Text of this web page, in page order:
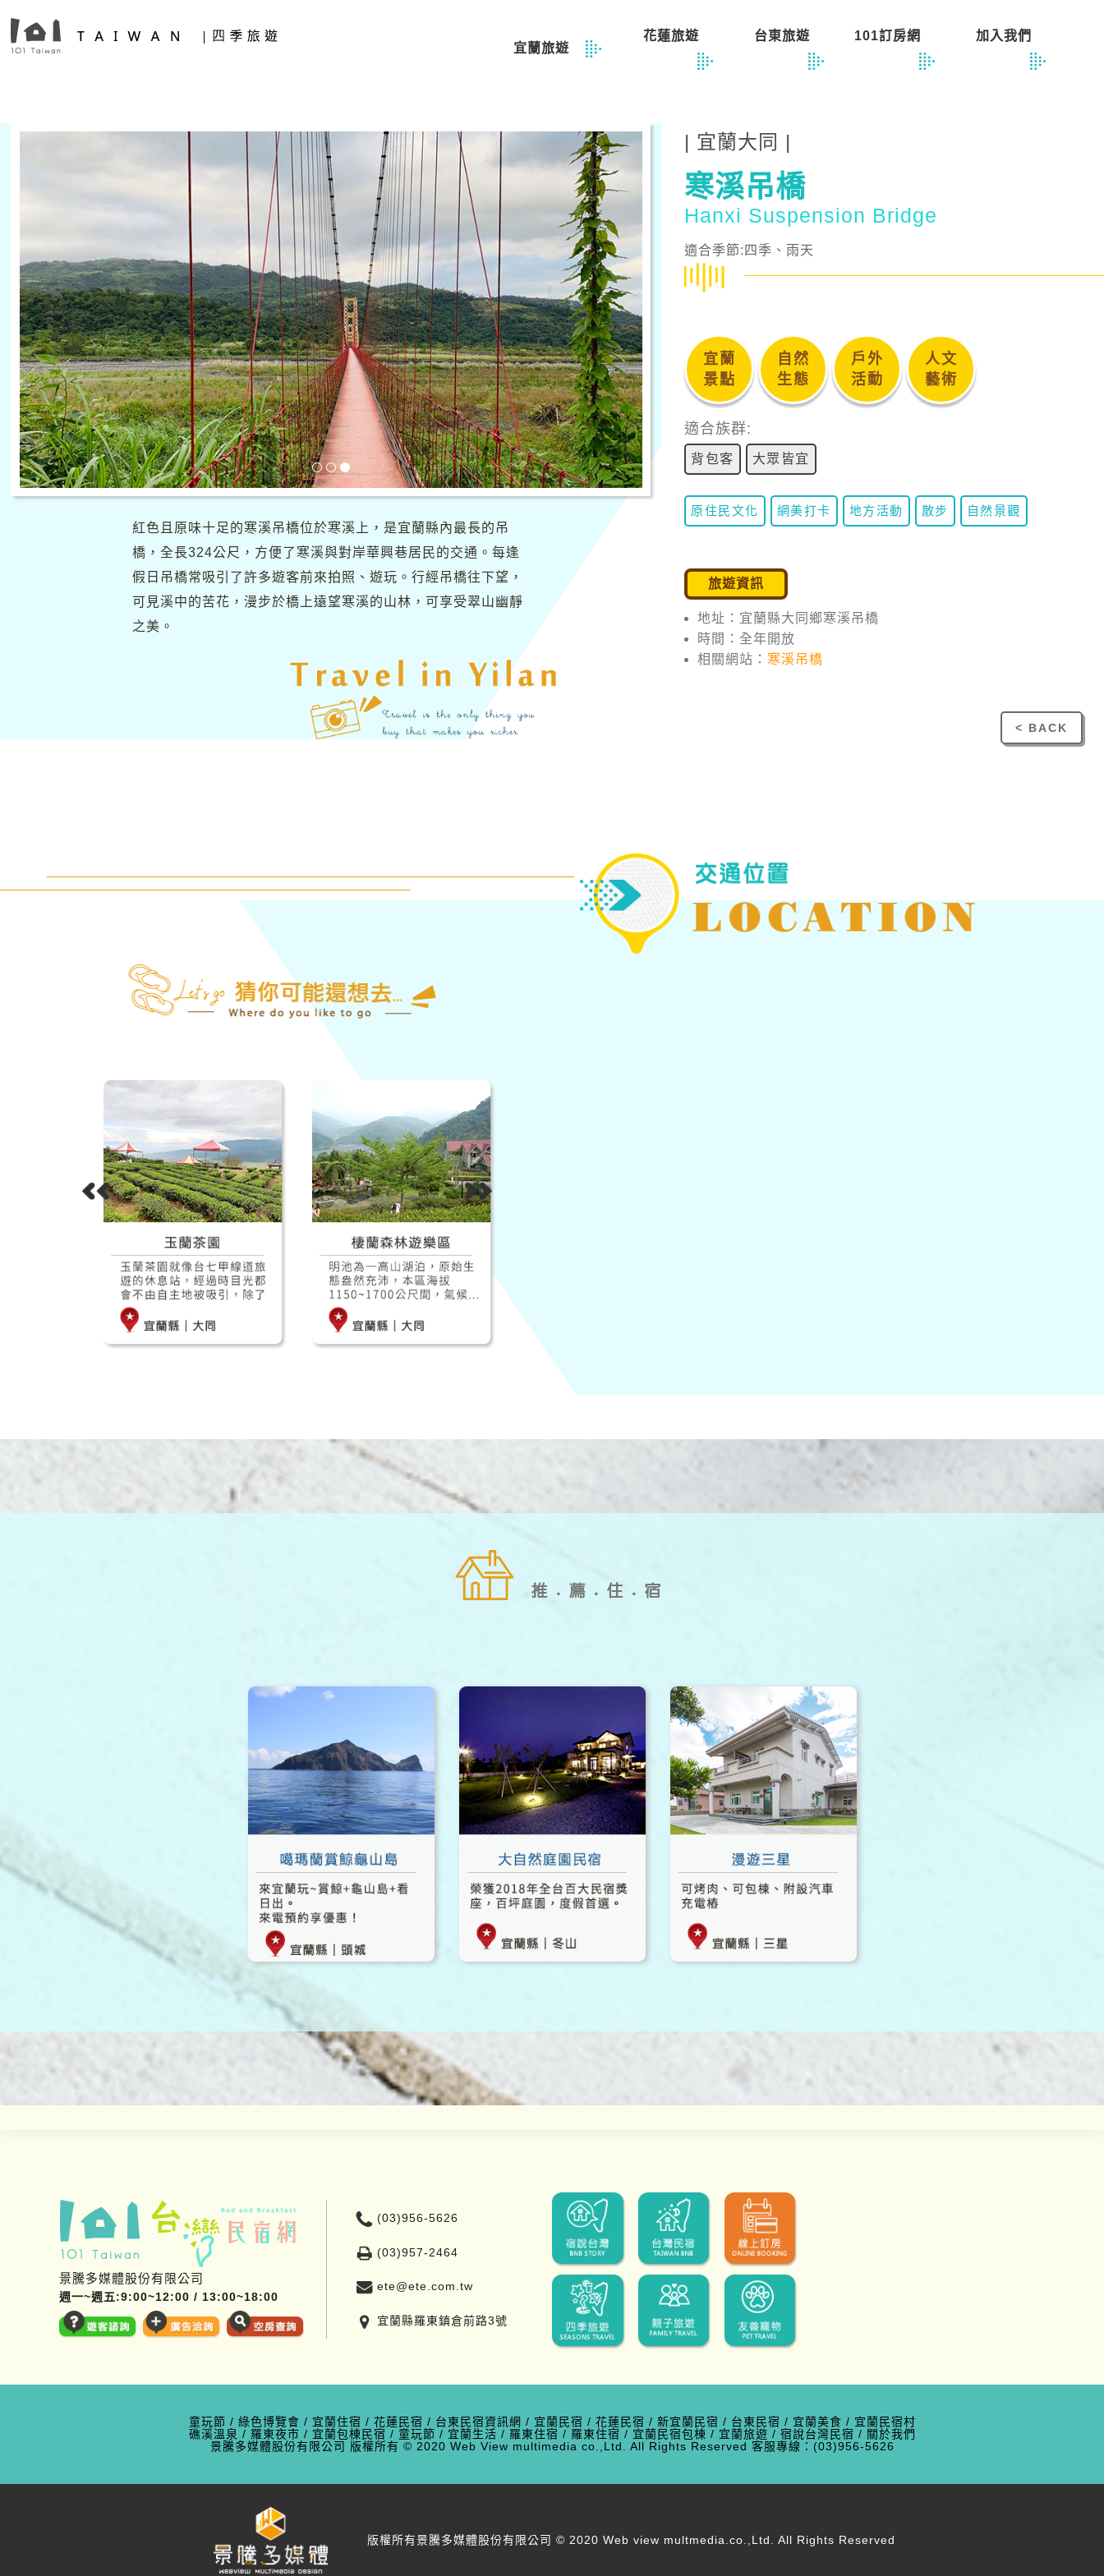
宜蘭旅遊
花蓮旅遊 台東旅遊 101訂房網 加入我們
紅色且原味十足的寒溪吊橋位於寒溪上，是宜蘭縣內最長的吊
橋，全長324公尺，方便了寒溪與對岸華興巷居民的交通。每逢
假日吊橋常吸引了許多遊客前來拍照、遊玩。行經吊橋往下望，
可見溪中的苦花，漫步於橋上遠望寒溪的山林，可享受翠山幽靜
之美。
| 宜蘭大同 |
寒溪吊橋
Hanxi Suspension Bridge
適合季節:四季、雨天
宜蘭
景點
自然
生態
戶外
活動
人文
藝術
適合族群:
背包客 大眾皆宜
原住民文化 網美打卡 地方活動 散步 自然景觀
旅遊資訊
地址：宜蘭縣大同鄉寒溪吊橋
時間：全年開放
相關網站： 寒溪吊橋
< BACK
景騰多媒體股份有限公司
週一~週五:9:00~12:00 / 13:00~18:00
(03)956-5626
(03)957-2464
ete@ete.com.tw
宜蘭縣羅東鎮倉前路3號
童玩節 / 綠色博覽會 / 宜蘭住宿 / 花蓮民宿 / 台東民宿資訊網 / 宜蘭民宿 / 花蓮民宿 / 新宜蘭民宿 / 台東民宿 / 宜蘭美食 / 宜蘭民宿村
礁溪溫泉 / 羅東夜市 / 宜蘭包棟民宿 / 童玩節 / 宜蘭生活 / 羅東住宿 / 羅東住宿 / 宜蘭民宿包棟 / 宜蘭旅遊 / 宿說台灣民宿 / 關於我們
景騰多媒體股份有限公司 版權所有 © 2020 Web View multimedia co.,Ltd. All Rights Reserved 客服專線：(03)956-5626
版權所有景騰多媒體股份有限公司 © 2020 Web view multmedia.co.,Ltd. All Rights Reserved